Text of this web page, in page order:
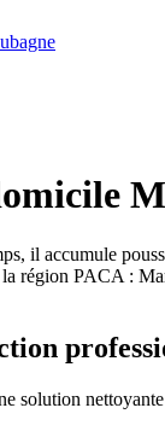
il accumule
région PACA :